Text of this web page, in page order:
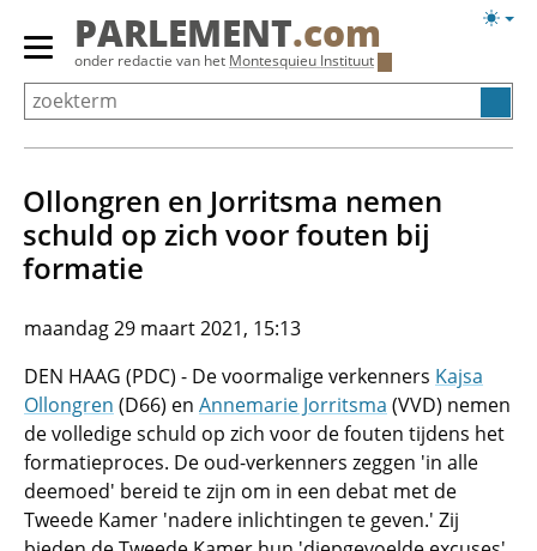
Overslaan
Primair
menu
tonen/verbergen
PARLEMENT.com
onder redactie van het Montesquieu Instituut
Ollongren en Jorritsma nemen
schuld op zich voor fouten bij
formatie
maandag 29 maart 2021, 15:13
DEN HAAG (PDC) - De voormalige verkenners Kajsa
Ollongren (D66) en Annemarie Jorritsma (VVD) nemen
de volledige schuld op zich voor de fouten tijdens het
formatieproces. De oud-verkenners zeggen 'in alle
deemoed' bereid te zijn om in een debat met de
Tweede Kamer 'nadere inlichtingen te geven.' Zij